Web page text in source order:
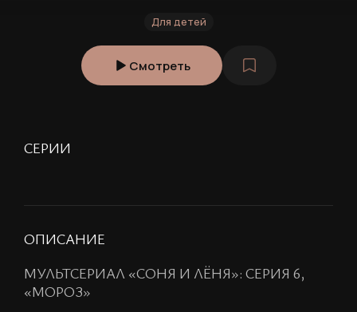
Для детей
Смотреть
СЕРИИ
ОПИСАНИЕ
МУЛЬТСЕРИАЛ «СОНЯ И ЛЁНЯ»: СЕРИЯ 6,
«МОРОЗ»